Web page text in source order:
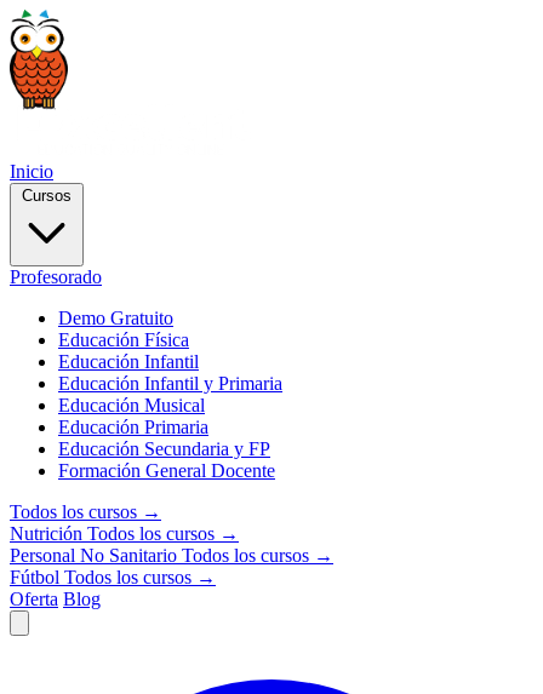
Inicio
Cursos
Profesorado
Demo Gratuito
Educación Física
Educación Infantil
Educación Infantil y Primaria
Educación Musical
Educación Primaria
Educación Secundaria y FP
Formación General Docente
Todos los cursos →
Nutrición Todos los cursos →
Personal No Sanitario Todos los cursos →
Fútbol Todos los cursos →
Oferta Blog